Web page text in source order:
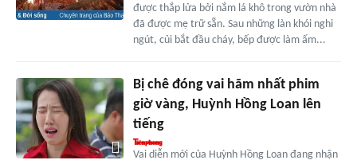
được thắp lửa bởi nắm lá khô trong vườn nhà
đã được mẹ trữ sẵn. Sau những làn khói nghi
ngút, củi bắt đầu cháy, bếp được làm ấm...
Bị chê đóng vai hãm nhất phim
giờ vàng, Huỳnh Hồng Loan lên
tiếng
Vai diễn mới của Huỳnh Hồng Loan đang nhận